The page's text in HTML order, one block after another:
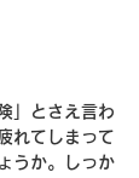
」とさえ言わ
れてしまって
うか。しっか